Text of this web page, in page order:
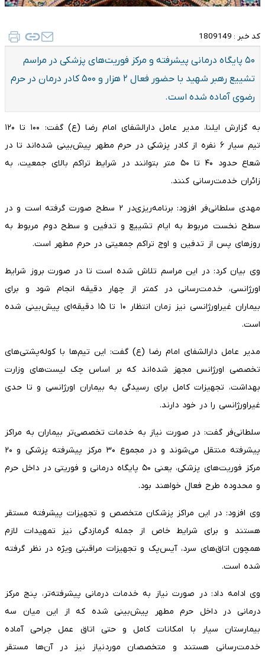
کد خبر : 1809149
۵۰ پایگاه درمانی پیشرفته و مرکز فوریت‌های پزشکی در مراسم
تشییع رهبر شهید با حضور فعال ۲ هزار و ۵۰۰ کادر درمان در حرم
رضوی آماده شده است.
به گزارش ایلنا، مدیر عامل دارالشفای امام رضا (ع) گفت: ۱۰۰ تا ۱۲۰
تیم سیار ۶ نفره از کادر پزشکی در حرم مطهر پیش‌بینی شده‌اند تا در
شعاع حدود ۴۰ تا ۵۰ متر بتوانند در شرایط تراکم بالای جمعیت، به
زائران خدمت‌رسانی کنند.
مهدی سلطانی‌فر افزود: برنامه‌ریزی‌در ۲ سطح صورت گرفته است و در
سطح نخست مربوط به ایام تشییع و تدفین و سطح دوم مربوط به
روزهای پس از تدفین و اوج تراکم جمعیتی در حرم مطهر است.
وی بیان کرد: در این مراسم تلاش شده است تا در صورت بروز شرایط
اورژانسی، خدمت‌رسانی در کمتر از چهار دقیقه انجام شود و برای
بیماران غیراورژانسی نیز زمان انتظار ۱۰ تا ۱۵ دقیقه‌ای پیش‌بینی شده
است.
مدیر عامل دارالشفای امام رضا (ع) گفت: این تیم‌ها با کوله‌پشتی‌های
تخصصی اورژانس مجهز شده‌اند که بر اساس چک لیست‌های وزارت
بهداشت، تجهیزات کامل برای رسیدگی به بیماران اورژانسی و تا حدی
غیراورژانسی را در خود دارند.
سلطانی‌فر گفت: در صورت نیاز به خدمات تخصصی‌تر بیماران به مراکز
پیشرفته منتقل می‌شوند و در مجموع ۳۰ مرکز پیشرفته پزشکی و ۲۰
مرکز فوریت‌های پزشکی، یعنی ۵۰ پایگاه درمانی و فوریتی در داخل حرم
و محدوده طرح فعال خواهند بود.
وی افزود: در این مراکز پزشکان متخصص و تجهیزات پیشرفته مستقر
هستند و برای شرایط خاص از جمله گرمازدگی نیز تمهیدات لازم
همچون اتاق‌های سرد، آیس‌پک و تجهیزات مراقبتی ویژه در نظر گرفته
شده است.
وی ادامه داد: در صورت نیاز به خدمات درمانی پیشرفته‌تر، پنج مرکز
درمانی در داخل حرم مطهر پیش‌بینی شده که از این میان سه
بیمارستان سیار با امکانات کامل و حتی اتاق عمل جراحی آماده
خدمت‌رسانی هستند و متخصصان موردنیاز نیز در آن‌ها مستقر